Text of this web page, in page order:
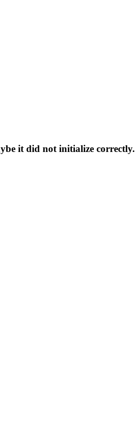
it did not initialize correctly.